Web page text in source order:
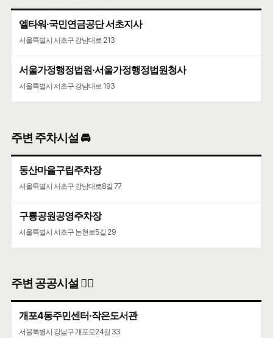
엘타워·국민연금공단 서초지사
서울특별시 서초구 강남대로 213
서울가정행정법원·서울가정행정법원청사
서울특별시 서초구 강남대로 193
주변 주차시설 🚘
동산마을구립주차장
서울특별시 서초구 강남대로8길 77
구룡공원공영주차장
서울특별시 서초구 논현로5길 29
주변 공공시설 👨‍✈️
개포4동주민센터·작은도서관
서울특별시 강남구 개포로24길 33